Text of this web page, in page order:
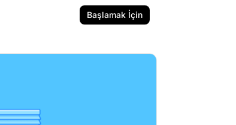
Başlamak İçin